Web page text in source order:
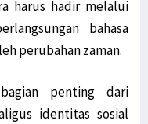
harus hadir melalui
bahasa
perubahan zaman.
penting dari
identitas sosial